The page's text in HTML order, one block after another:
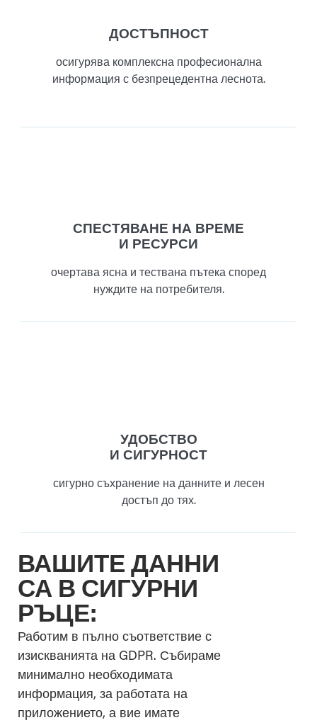
ДОСТЪПНОСТ
осигурява комплексна професионална
информация с безпрецедентна леснота.
СПЕСТЯВАНЕ НА ВРЕМЕ
И РЕСУРСИ
очертава ясна и тествана пътека според
нуждите на потребителя.
УДОБСТВО
И СИГУРНОСТ
сигурно съхранение на данните и лесен
достъп до тях.
ВАШИТЕ ДАННИ
СА В СИГУРНИ
РЪЦЕ:
Работим в пълно съответствие с
изискванията на GDPR. Събираме
минимално необходимата
информация, за работата на
приложението, а вие имате